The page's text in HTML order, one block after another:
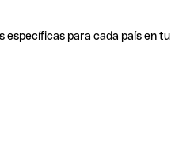
específicas para cada país en tu